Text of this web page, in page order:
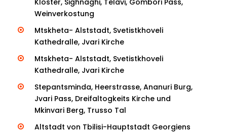
Kloster, Sighnaghi, Telavi, Gombori Pass,
Weinverkostung
Mtskheta- Alststadt, Svetistkhoveli
Kathedralle, Jvari Kirche
Mtskheta- Alststadt, Svetistkhoveli
Kathedralle, Jvari Kirche
Stepantsminda, Heerstrasse, Ananuri Burg,
Jvari Pass, Dreifaltogkeits Kirche und
Mkinvari Berg, Trusso Tal
Altstadt von Tbilisi-Hauptstadt Georgiens